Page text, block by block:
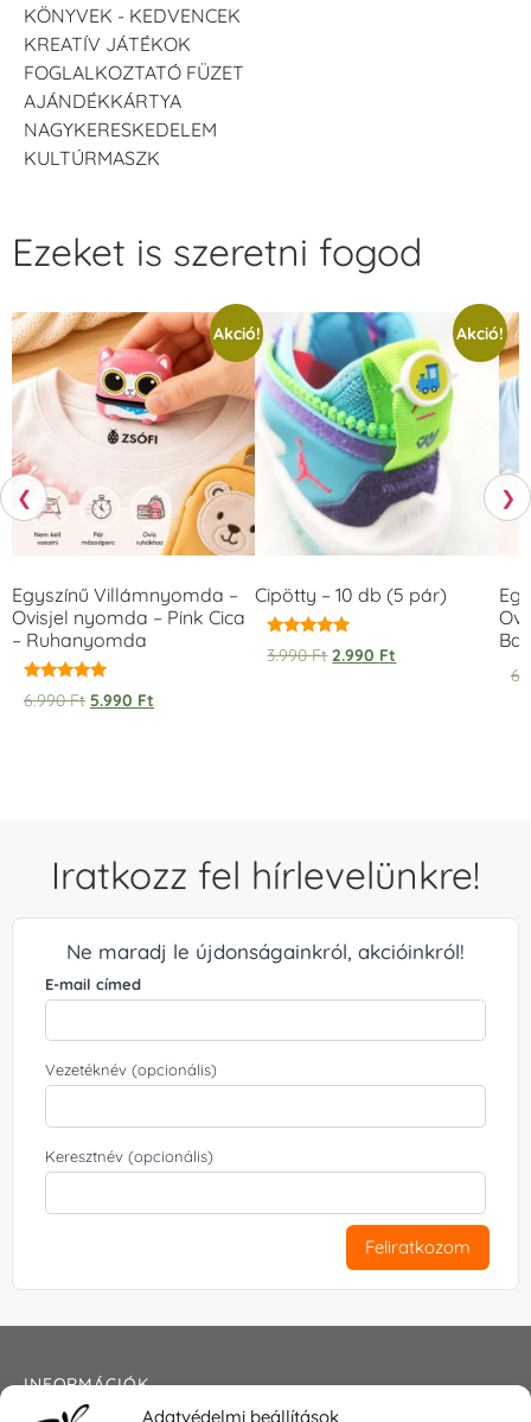
Adatvédelmi beállítások
KÖNYVEK - KEDVENCEK
KREATÍV JÁTÉKOK
FOGLALKOZTATÓ FÜZET
AJÁNDÉKKÁRTYA
NAGYKERESKEDELEM
KULTÚRMASZK
❮
Ezeket is szeretni fogod
Akció!
Egyszínű Villámnyomda –
Ovisjel nyomda – Pink Cica
– Ruhanyomda
Értékelés:
5.00
6.990Ft 5.990 Ft
Akció!
Cipötty – 10 db (5 pár)
Értékelés:
5.00
3.990Ft 2.990 Ft
❯
Iratkozz fel hírlevelünkre!
Ne maradj le újdonságainkról, akcióinkról!
E-mail címed
Vezetéknév (opcionális)
Keresztnév (opcionális)
Feliratkozom
INFORMÁCIÓK